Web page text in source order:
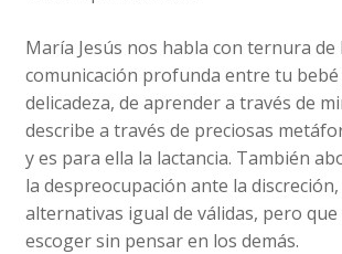
María Jesús nos habla con ternura de
comunicación profunda entre tu bebé
delicadeza, de aprender a través de
describe a través de preciosas
y es para ella la lactancia. También
la despreocupación ante la discreción,
alternativas igual de válidas, pero que
escoger sin pensar en los demás.